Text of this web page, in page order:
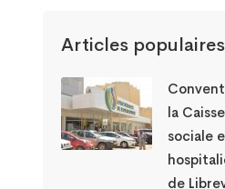
Articles populaires
la
sociale
de